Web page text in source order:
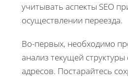
учитывать аспекты SEO
осуществлении переезда.
Во-первых, необходимо
анализ текущей структуры
адресов. Постарайтесь